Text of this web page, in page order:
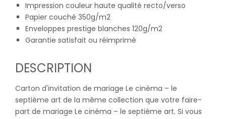
Impression couleur haute qualité recto/verso
Papier couché 350g/m2
Enveloppes prestige blanches 120g/m2
Garantie satisfait ou réimprimé
DESCRIPTION
Carton d'invitation de mariage Le cinéma – le
septième art de la même collection que votre faire-
part de mariage Le cinéma – le septième art. Si vous